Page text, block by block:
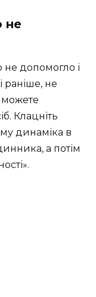
не
не допомогло і
раніше, не
можете
Клацніть
динаміка в
а потім